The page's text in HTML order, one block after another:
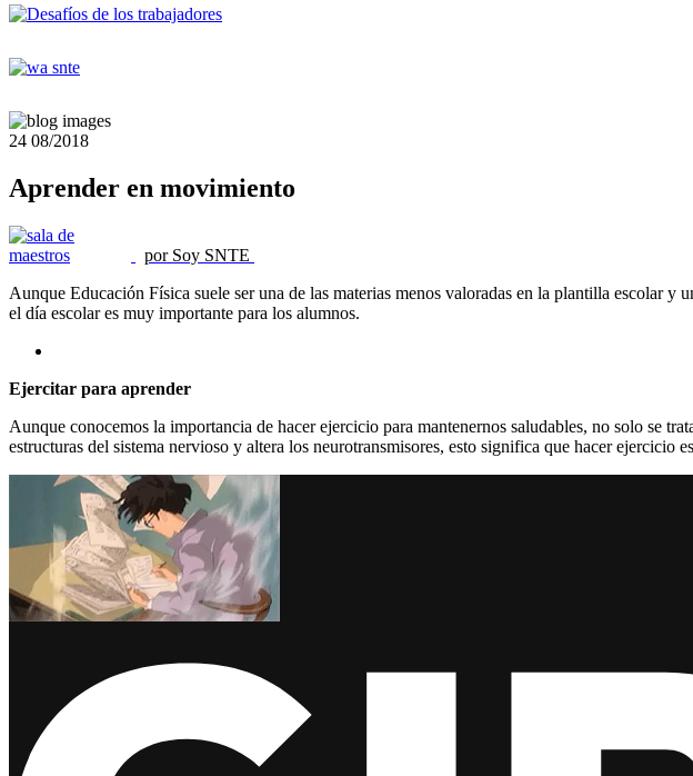
24 08/2018
Aprender en movimiento
por Soy SNTE
Aunque Educación Física suele ser una de las materias menos valoradas en la plantilla escolar y
el día escolar es muy importante para los alumnos.
Ejercitar para aprender
Aunque conocemos la importancia de hacer ejercicio para mantenernos saludables, no solo se
estructuras del sistema nervioso y altera los neurotransmisores, esto significa que hacer ejercicio